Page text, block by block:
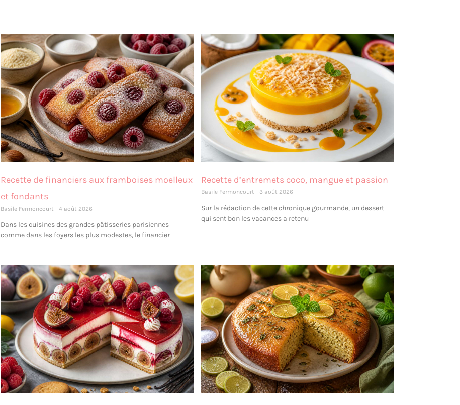
Recette de financiers aux framboises moelleux
et fondants
Basile Fermoncourt 4 août 2026
Dans les cuisines des grandes pâtisseries parisiennes
comme dans les foyers les plus modestes, le financier
Recette d’entremets coco, mangue et passion
Basile Fermoncourt 3 août 2026
Sur la rédaction de cette chronique gourmande, un dessert
qui sent bon les vacances a retenu